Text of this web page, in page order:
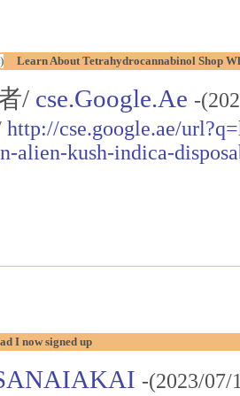
Learn About Tetrahydrocannabinol Shop
/ cse.Google.Ae -
http://cse.google.ae/
alien-kush-indica-
I now signed up
-(2023/